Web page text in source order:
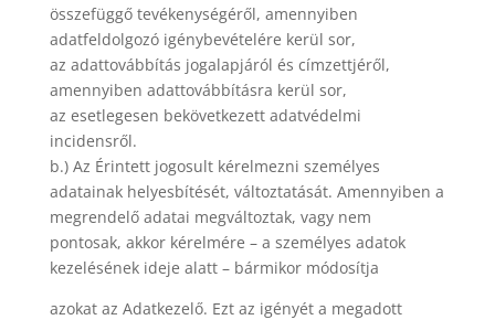
összefüggő tevékenységéről, amennyiben
adatfeldolgozó igénybevételére kerül sor,
az adattovábbítás jogalapjáról és címzettjéről,
amennyiben adattovábbításra kerül sor,
az esetlegesen bekövetkezett adatvédelmi
incidensről.
b.) Az Érintett jogosult kérelmezni személyes
adatainak helyesbítését, változtatását. Amennyiben a
megrendelő adatai megváltoztak, vagy nem
pontosak, akkor kérelmére – a személyes adatok
kezelésének ideje alatt – bármikor módosítja
azokat az Adatkezelő. Ezt az igényét a megadott